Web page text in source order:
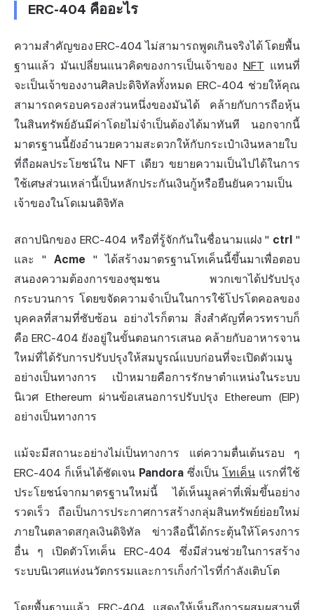
ERC-404 คืออะไร
ความสำคัญของ ERC-404 ไม่สามารถพูดเกินจริงได้ โดยพื้น
ฐานแล้ว มันเปลี่ยนแนวคิดของการเป็นเจ้าของ NFT แทนที่
จะเป็นเจ้าของงานศิลปะดิจิทัลทั้งหมด ERC-404 ช่วยให้คุณ
สามารถครอบครองส่วนหนึ่งของมันได้ คล้ายกับการถือหุ้น
ในสินทรัพย์อันมีค่าโดยไม่จำเป็นต้องได้มาทันที นอกจากนี้
มาตรฐานนี้ยังอำนวยความสะดวกให้กับกระเป๋าเงินหลายใบ
ที่ถือผลประโยชน์ใน NFT เดียว ขยายความเป็นไปได้ในการ
ใช้เศษส่วนเหล่านี้เป็นหลักประกันเงินกู้หรือยืนยันความเป็น
เจ้าของในโดเมนดิจิทัล
สถาปนิกของ ERC-404 หรือที่รู้จักกันในชื่อนามแฝง " ctrl "
และ " Acme " ได้สร้างมาตรฐานโทเค็นนี้ขึ้นมาเพื่อตอบ
สนองความต้องการของชุมชน พวกเขาได้ปรับปรุง
กระบวนการ โดยขจัดความจำเป็นในการใช้โปรโตคอลของ
บุคคลที่สามที่ซับซ้อน อย่างไรก็ตาม สิ่งสำคัญที่ควรทราบก็
คือ ERC-404 ยังอยู่ในขั้นตอนการเสนอ คล้ายกับอาหารจาน
ใหม่ที่ได้รับการปรับปรุงให้สมบูรณ์แบบก่อนที่จะเปิดตัวเมนู
อย่างเป็นทางการ เป้าหมายคือการรักษาตำแหน่งในระบบ
นิเวศ Ethereum ผ่านข้อเสนอการปรับปรุง Ethereum (EIP)
อย่างเป็นทางการ
แม้จะมีสถานะอย่างไม่เป็นทางการ แต่ความตื่นเต้นรอบ ๆ
ERC-404 ก็เห็นได้ชัดเจน Pandora ซึ่งเป็น โทเค็น แรกที่ใช้
ประโยชน์จากมาตรฐานใหม่นี้ ได้เห็นมูลค่าที่เพิ่มขึ้นอย่าง
รวดเร็ว ถือเป็นการประกาศการสร้างกลุ่มสินทรัพย์ย่อยใหม่
ภายในตลาดสกุลเงินดิจิทัล ข่าวลือนี้ได้กระตุ้นให้โครงการ
อื่น ๆ เปิดตัวโทเค็น ERC-404 ซึ่งมีส่วนช่วยในการสร้าง
ระบบนิเวศแห่งนวัตกรรมและการเก็งกำไรที่กำลังเติบโต